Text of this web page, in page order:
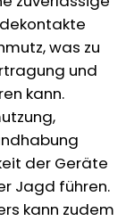
was zu
und
kann.
der Geräte
Jagd führen.
kann zudem